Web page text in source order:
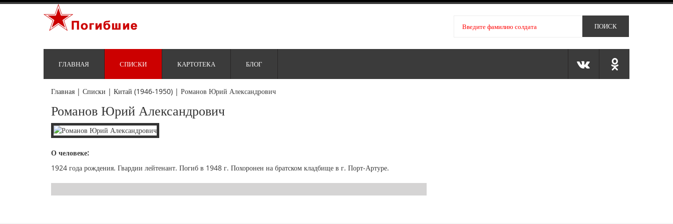
ГЛАВНАЯ СПИСКИ КАРТОТЕКА БЛОГ
Главная | Списки | Китай (1946-1950) | Романов Юрий Александрович
Романов Юрий Александрович
О человеке:
1924 года рождения. Гвардии лейтенант. Погиб в 1948 г. Похоронен на братском кладбище в г. Порт-Артуре.